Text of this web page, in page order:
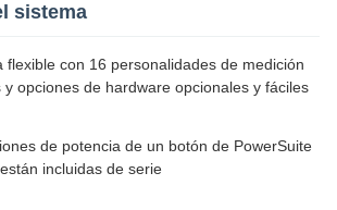
sistema
flexible con 16 personalidades de medición
y opciones de hardware opcionales y fáciles
de potencia de un botón de PowerSuite
incluidas de serie